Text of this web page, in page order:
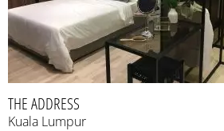
THE ADDRESS
Kuala Lumpur